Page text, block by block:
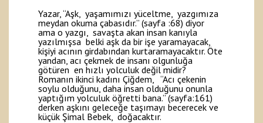
Yazar, “Aşk, yaşamımızı yüceltme, yazgımıza
meydan okuma çabasıdır.” (sayfa :68) diyor
ama o yazgı, savaşta akan insan kanıyla
yazılmışsa belki aşk da bir işe yaramayacak,
kişiyi acının girdabından kurtaramayacaktır. Öte
yandan, acı çekmek de insanı olgunluğa
götüren en hızlı yolculuk değil midir?
Romanın ikinci kadını Çiğdem, “Acı çekenin
soylu olduğunu, daha insan olduğunu onunla
yaptığım yolculuk öğretti bana.” (sayfa:161)
derken aşkını geleceğe taşımayı becerecek ve
küçük Şimal Bebek, doğacaktır.